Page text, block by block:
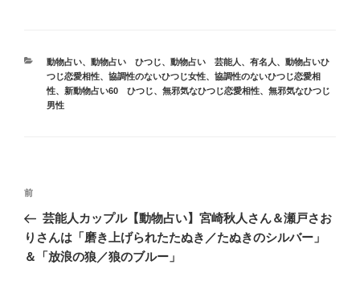
カ
テ
ゴ
リ
動物占い、 動物占い ひつじ、 動物占い 芸能人、有名人 、 動物占いひ
つじ恋愛相性、 協調性のないひつじ女性、 協調性のないひつじ恋愛相
性、 新動物占い60 ひつじ、 無邪気なひつじ恋愛相性、 無邪気なひつじ
男性
投
ナ
ビ
前
の
投
稿
前
芸能人カップル【動物占い】宮崎秋人さん＆瀬戸さお
りさんは「磨き上げられたたぬき／たぬきのシルバー」
＆「放浪の狼／狼のブルー」